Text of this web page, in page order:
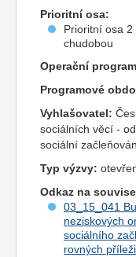
Prioritní osa:
Prioritní osa
chudobou
Operační
Programové
Vyhlašovatel:
sociálních věcí -
sociální
Typ výzvy:
Odkaz na
03_15_041
neziskových
sociálního
rovných